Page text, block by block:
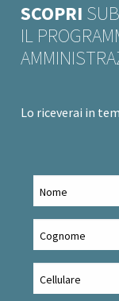
SCOPRI
IL
Lo riceverai in